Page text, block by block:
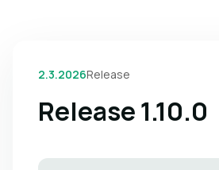
2.3.2026Release
Release 1.10.0